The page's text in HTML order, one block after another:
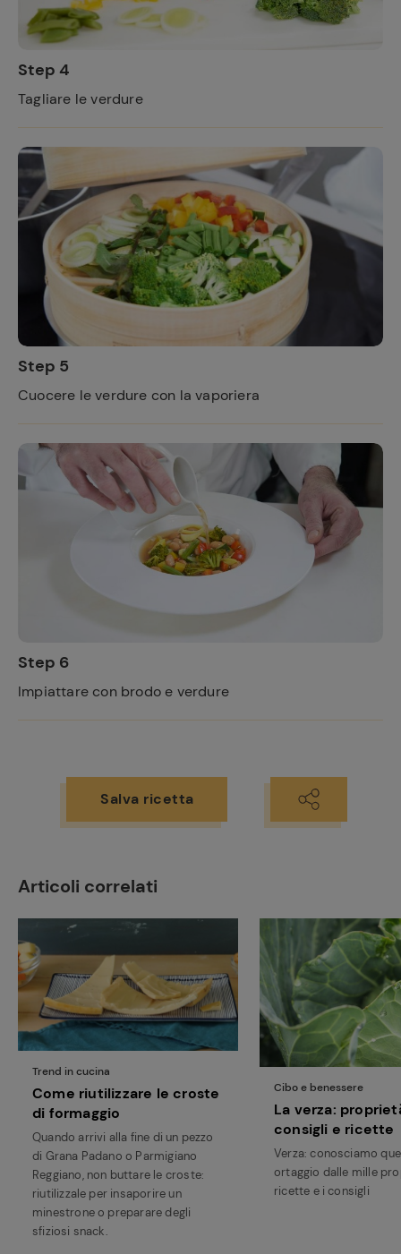
Step 4
Tagliare le verdure
Step 5
Cuocere le verdure con la vaporiera
Step 6
Impiattare con brodo e verdure
Salva ricetta
Articoli correlati
Trend in cucina
Come riutilizzare le croste
di formaggio
Quando arrivi alla fine di un pezzo
di Grana Padano o Parmigiano
Reggiano, non buttare le croste:
riutilizzale per insaporire un
minestrone o preparare degli
sfiziosi snack.
Cibo e benessere
La verza:
consigli e ricette
Verza: conosciamo
ortaggio dalle mille
ricette e i consigli
Ricette
preferite